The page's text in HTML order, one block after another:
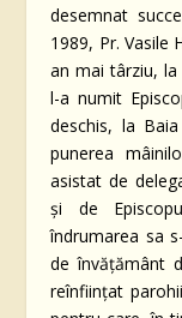
desemnat
1989, Pr. Vasile
an mai târziu,
l-a numit
deschis, la
punerea
asistat de
şi de
îndrumarea sa
de învăţământ
reînfiinţat